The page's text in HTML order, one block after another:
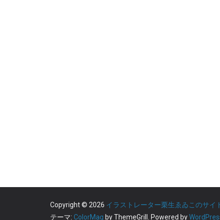
Copyright © 2026 イラストレーター栗生ゑゐこのサイ
テーマ: ColorMag by ThemeGrill. Powered by